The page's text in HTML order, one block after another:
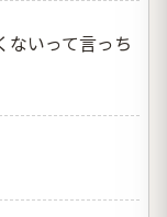
ないって言っち